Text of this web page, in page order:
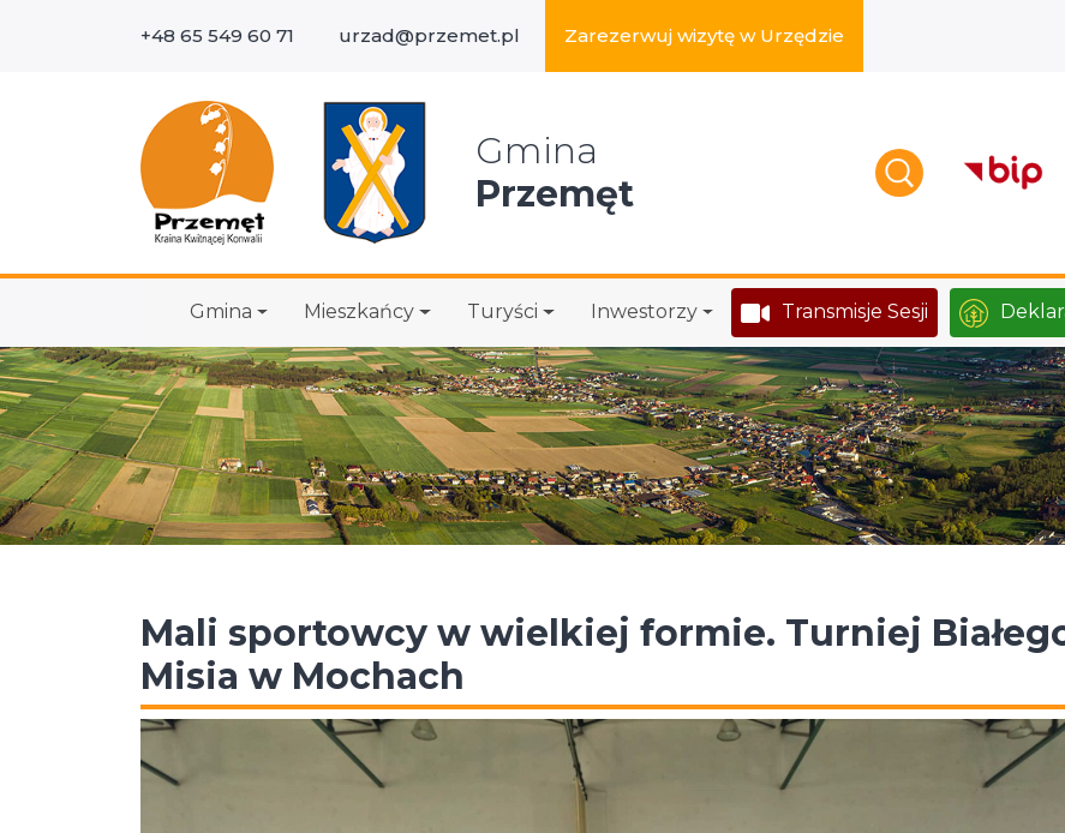
+48 65 549 60 71 urzad@przemet.pl Zarezerwuj wizytę w Urzędzie
Gmina
Przemęt
Gmina Mieszkańcy Turyści Inwestorzy Transmisje Sesji
Mali sportowcy w wielkiej formie. Turniej
Misia w Mochach
Wyszukaj w serwisie